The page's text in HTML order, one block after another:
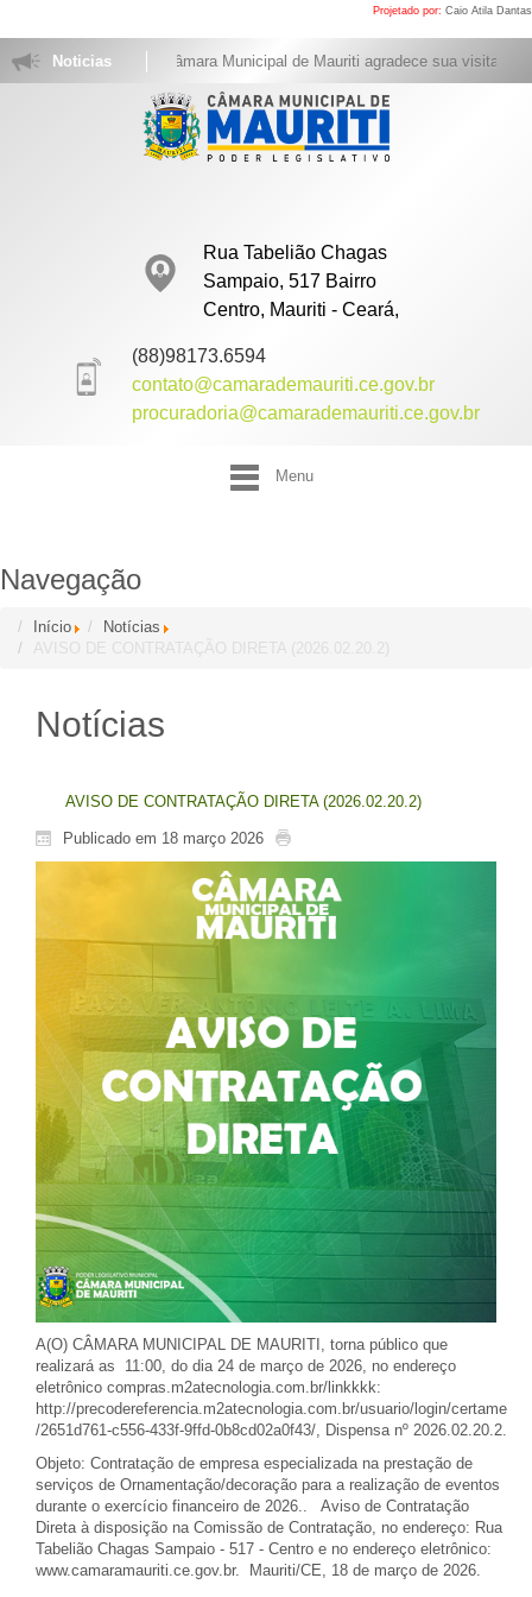
Projetado por: Caio Atila Dantas
Noticias A Câmara Municipal de Mauriti agradece sua visita.
Rua Tabelião Chagas
Sampaio, 517 Bairro
Centro, Mauriti - Ceará,
(88)98173.6594
contato@camarademauriti.ce.gov.br
procuradoria@camarademauriti.ce.gov.br
Menu
Navegação
Início
Notícias
AVISO DE CONTRATAÇÃO DIRETA (2026.02.20.2)
Notícias
AVISO DE CONTRATAÇÃO DIRETA (2026.02.20.2)
Publicado em 18 março 2026
A(O) CÂMARA MUNICIPAL DE MAURITI, torna público que
realizará as 11:00, do dia 24 de março de 2026, no endereço
eletrônico compras.m2atecnologia.com.br/linkkkk:
http://precodereferencia.m2atecnologia.com.br/usuario/login/certame
/2651d761-c556-433f-9ffd-0b8cd02a0f43/, Dispensa nº 2026.02.20.2.
Objeto: Contratação de empresa especializada na prestação de
serviços de Ornamentação/decoração para a realização de eventos
durante o exercício financeiro de 2026.. Aviso de Contratação
Direta à disposição na Comissão de Contratação, no endereço: Rua
Tabelião Chagas Sampaio - 517 - Centro e no endereço eletrônico:
www.camaramauriti.ce.gov.br. Mauriti/CE, 18 de março de 2026.